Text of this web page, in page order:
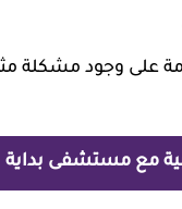
على وجود مشكلة
مع مستشفى بداية